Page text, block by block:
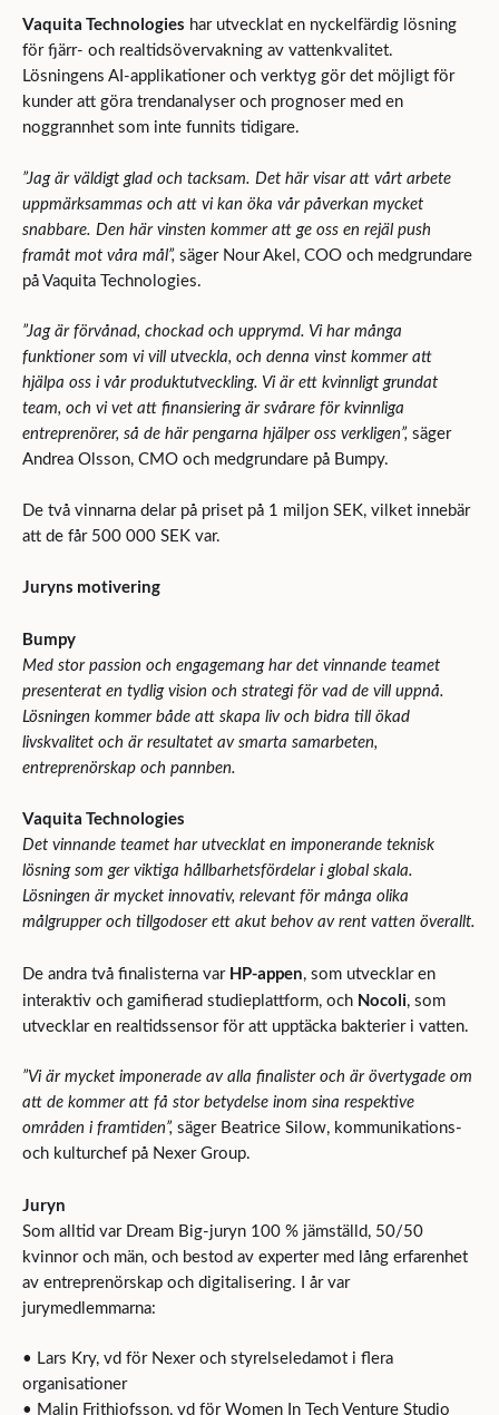
Vaquita Technologies har utvecklat en nyckelfärdig lösning
för fjärr- och realtidsövervakning av vattenkvalitet.
Lösningens AI-applikationer och verktyg gör det möjligt för
kunder att göra trendanalyser och prognoser med en
noggrannhet som inte funnits tidigare.
”Jag är väldigt glad och tacksam. Det här visar att vårt arbete
uppmärksammas och att vi kan öka vår påverkan mycket
snabbare. Den här vinsten kommer att ge oss en rejäl push
framåt mot våra mål”, säger Nour Akel, COO och medgrundare
på Vaquita Technologies.
”Jag är förvånad, chockad och upprymd. Vi har många
funktioner som vi vill utveckla, och denna vinst kommer att
hjälpa oss i vår produktutveckling. Vi är ett kvinnligt grundat
team, och vi vet att finansiering är svårare för kvinnliga
entreprenörer, så de här pengarna hjälper oss verkligen”, säger
Andrea Olsson, CMO och medgrundare på Bumpy.
De två vinnarna delar på priset på 1 miljon SEK, vilket innebär
att de får 500 000 SEK var.
Juryns motivering
Bumpy
Med stor passion och engagemang har det vinnande teamet
presenterat en tydlig vision och strategi för vad de vill uppnå.
Lösningen kommer både att skapa liv och bidra till ökad
livskvalitet och är resultatet av smarta samarbeten,
entreprenörskap och pannben.
Vaquita Technologies
Det vinnande teamet har utvecklat en imponerande teknisk
lösning som ger viktiga hållbarhetsfördelar i global skala.
Lösningen är mycket innovativ, relevant för många olika
målgrupper och tillgodoser ett akut behov av rent vatten överallt.
De andra två finalisterna var HP-appen, som utvecklar en
interaktiv och gamifierad studieplattform, och Nocoli, som
utvecklar en realtidssensor för att upptäcka bakterier i vatten.
”Vi är mycket imponerade av alla finalister och är övertygade om
att de kommer att få stor betydelse inom sina respektive
områden i framtiden”, säger Beatrice Silow, kommunikations-
och kulturchef på Nexer Group.
Juryn
Som alltid var Dream Big-juryn 100 % jämställd, 50/50
kvinnor och män, och bestod av experter med lång erfarenhet
av entreprenörskap och digitalisering. I år var
jurymedlemmarna:
• Lars Kry, vd för Nexer och styrelseledamot i flera
organisationer
• Malin Frithiofsson, vd för Women In Tech Venture Studio